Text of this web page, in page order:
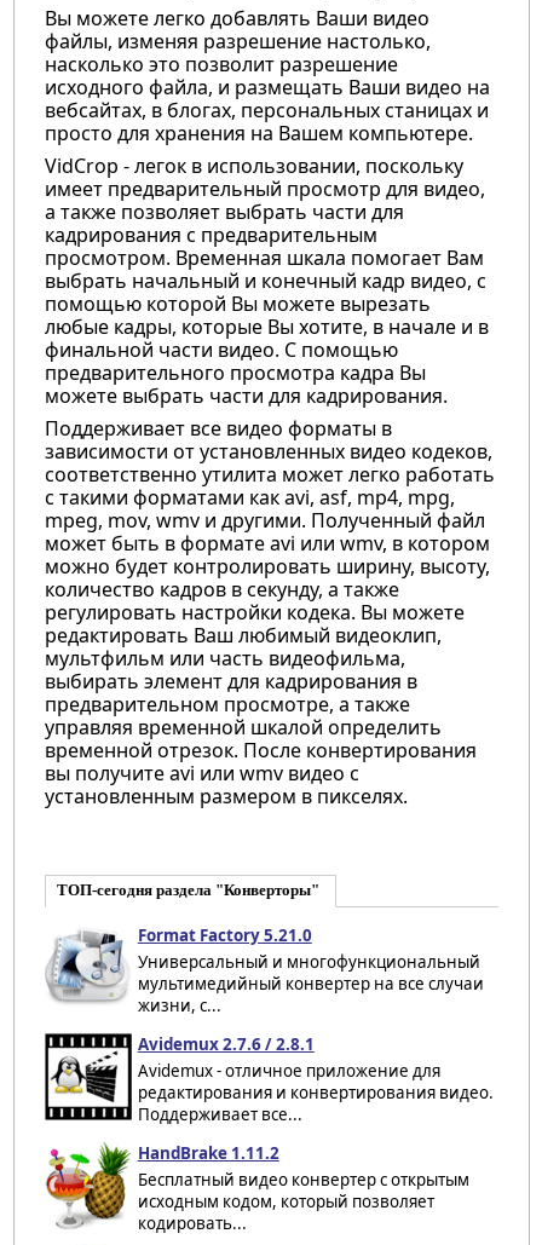
Вы можете легко добавлять Ваши видео
файлы, изменяя разрешение настолько,
насколько это позволит разрешение
исходного файла, и размещать Ваши видео на
вебсайтах, в блогах, персональных станицах и
просто для хранения на Вашем компьютере.
VidCrop - легок в использовании, поскольку
имеет предварительный просмотр для видео,
а также позволяет выбрать части для
кадрирования с предварительным
просмотром. Временная шкала помогает Вам
выбрать начальный и конечный кадр видео, с
помощью которой Вы можете вырезать
любые кадры, которые Вы хотите, в начале и в
финальной части видео. С помощью
предварительного просмотра кадра Вы
можете выбрать части для кадрирования.
Поддерживает все видео форматы в
зависимости от установленных видео кодеков,
соответственно утилита может легко работать
с такими форматами как avi, asf, mp4, mpg,
mpeg, mov, wmv и другими. Полученный файл
может быть в формате avi или wmv, в котором
можно будет контролировать ширину, высоту,
количество кадров в секунду, а также
регулировать настройки кодека. Вы можете
редактировать Ваш любимый видеоклип,
мультфильм или часть видеофильма,
выбирать элемент для кадрирования в
предварительном просмотре, а также
управляя временной шкалой определить
временной отрезок. После конвертирования
вы получите avi или wmv видео с
установленным размером в пикселях.
ТОП-сегодня раздела "Конверторы"
Format Factory 5.21.0
Универсальный и многофункциональный
мультимедийный конвертер на все случаи
жизни, с...
Avidemux 2.7.6 / 2.8.1
Avidemux - отличное приложение для
редактирования и конвертирования видео.
Поддерживает все...
HandBrake 1.11.2
Бесплатный видео конвертер с открытым
исходным кодом, который позволяет
кодировать...